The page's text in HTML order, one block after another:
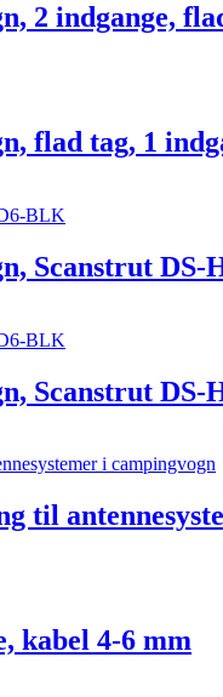
2 indgange,
flad tag, 1
Scanstrut DS-
Scanstrut DS-
til
kabel 4-6 mm